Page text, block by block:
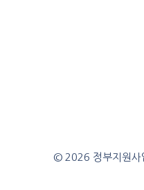
© 2026 정부지원사